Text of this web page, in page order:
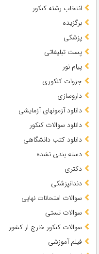
انتخاب رشته کنکور
برگزیده
پزشکی
پست تبلیغاتی
پیام نور
جزوات کنکوری
داروسازی
دانلود آزمونهای آزمایشی
دانلود سوالات کنکور
دانلود کتب دانشگاهی
دسته بندی نشده
دکتری
دندانپزشکی
سوالات امتحانات نهایی
سوالات تستی
سوالات کنکور خارج از کشور
فیلم آموزشی